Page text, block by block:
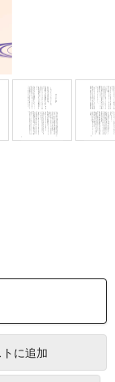
に追加